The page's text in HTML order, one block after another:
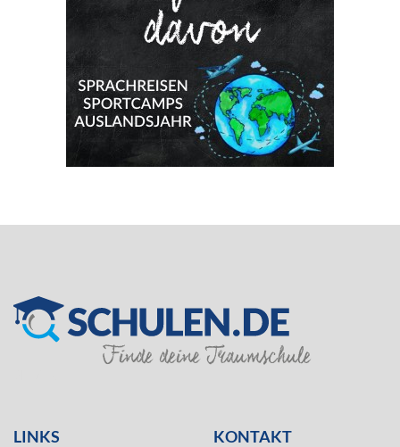
LINKS KONTAKT